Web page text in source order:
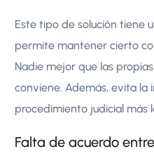
Este tipo de solución tiene
permite mantener cierto
Nadie mejor que las
conviene. Además, evita la
procedimiento judicial más
Falta de acuerdo